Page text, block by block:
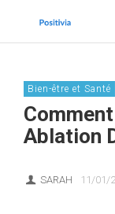
Bien-être et Santé
Ablation
SARAH 11/01/